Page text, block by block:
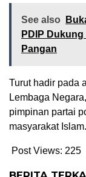
See also
PDIP
Pangan
Turut hadir pada
Lembaga
pimpinan partai
masyarakat Islam.
Post Views: 225